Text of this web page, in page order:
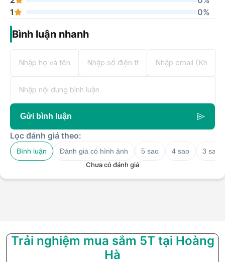
1
0%
Bình luận nhanh
Gửi bình luận
Lọc đánh giá theo:
Bình luận Đánh giá có hình ảnh 5 sao 4 sao
3 sao
Chưa có đánh giá
Trải nghiệm mua sắm 5T tại Hoàng
Hà